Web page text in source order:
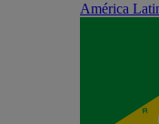
América